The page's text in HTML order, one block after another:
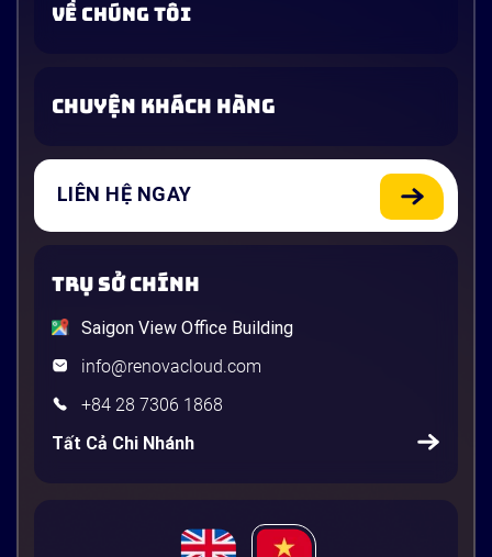
VỀ CHÚNG TÔI
CHUYỆN KHÁCH HÀNG
LIÊN HỆ NGAY
TRỤ SỞ CHÍNH
Saigon View Office Building
info@renovacloud.com
+84 28 7306 1868
Tất Cả Chi Nhánh